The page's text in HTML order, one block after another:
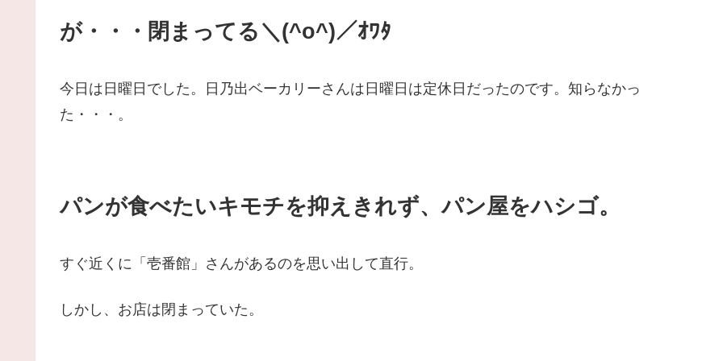
が・・・閉まってる＼(^o^)／ｵﾜﾀ
今日は日曜日でした。日乃出ベーカリーさんは日曜日は定休日だったのです。知らなかっ
た・・・。
パンが食べたいキモチを抑えきれず、パン屋をハシゴ。
すぐ近くに「壱番館」さんがあるのを思い出して直行。
しかし、お店は閉まっていた。